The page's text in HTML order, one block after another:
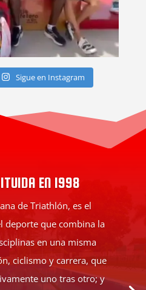
Sigue en Instagram
EN 1998
de Triathlón, es el
deporte que combina la
en una misma
ciclismo y carrera, que
uno tras otro; y